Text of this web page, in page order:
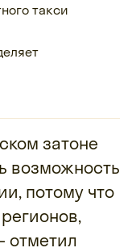
такси
затоне
возможность
потому что
отметил